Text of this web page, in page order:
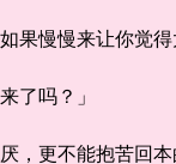
慢慢来让你觉得
了吗？」
更不能抱苦回本